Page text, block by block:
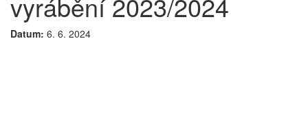
Datum: 6. 6. 2024